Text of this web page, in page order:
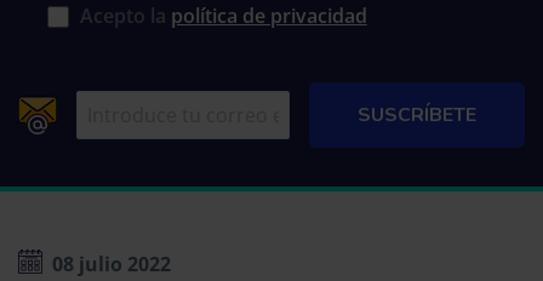
Acepto la política de privacidad
08 julio 2022